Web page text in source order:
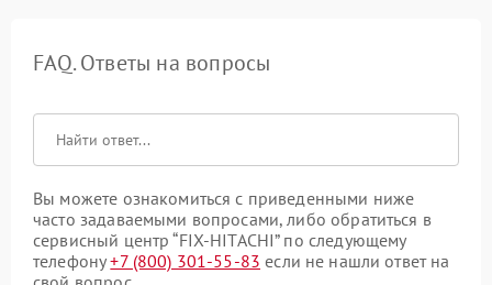
FAQ. Ответы на вопросы
Вы можете ознакомиться с приведенными ниже
часто задаваемыми вопросами, либо обратиться в
сервисный центр “FIX-HITACHI” по следующему
телефону+7 (800) 301-55-83 если не нашли ответ на